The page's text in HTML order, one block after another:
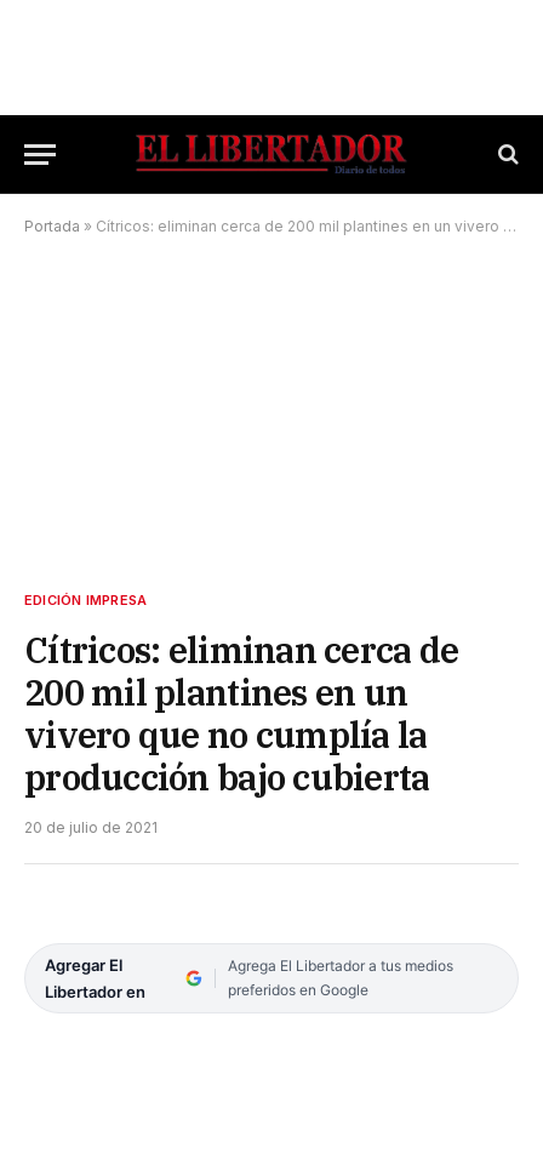
Portada » Cítricos: eliminan cerca de 200 mil plantines en un vivero que no cumplía la producción bajo cubierta
EDICIÓN IMPRESA
Cítricos: eliminan cerca de
200 mil plantines en un
vivero que no cumplía la
producción bajo cubierta
20 de julio de 2021
Agregar El
Libertador en
Agrega El Libertador a tus medios
preferidos en Google